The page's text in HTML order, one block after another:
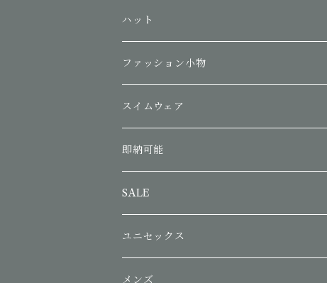
ハット
ファッション小物
スイムウェア
即納可能
SALE
ユニセックス
メンズ